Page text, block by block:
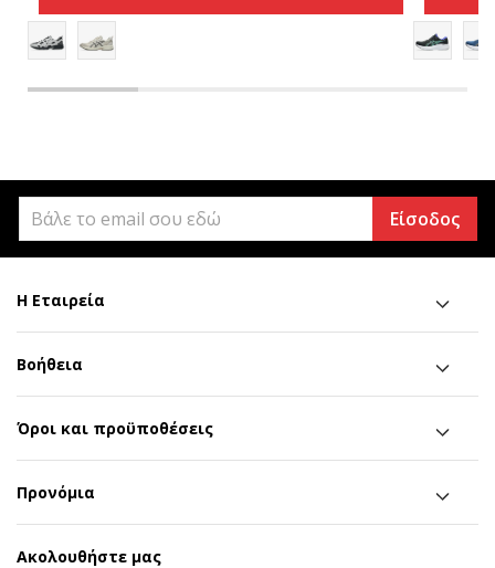
Είσοδος
Η Εταιρεία
Βοήθεια
Όροι και προϋποθέσεις
Προνόμια
Ακολουθήστε μας